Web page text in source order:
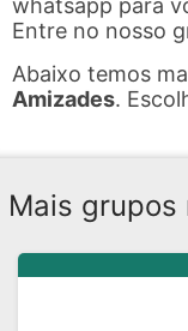
whatsapp para
Entre no nosso
Abaixo temos
Amizades.
Mais grupos